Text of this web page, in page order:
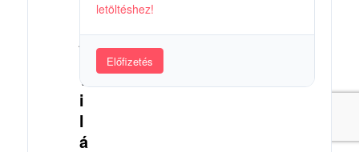
_
v
i
l
á
letöltéshez!
Előfizetés